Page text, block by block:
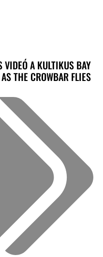
A KULTIKUS BAY
THE CROWBAR FLIES